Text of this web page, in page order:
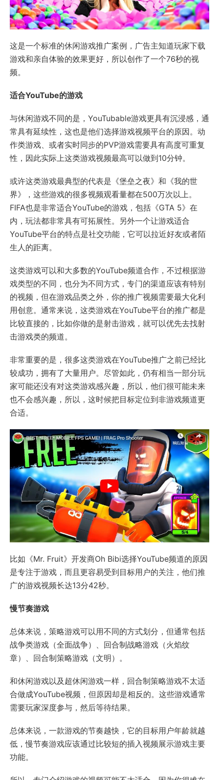
这是一个标准的休闲游戏推广案例，广告主知道玩家下载
游戏和亲自体验的效果更好，所以创作了一个76秒的视
频。
适合YouTube的游戏
与休闲游戏不同的是，YouTubable游戏更具有沉浸感，通
常具有延续性，这也是他们选择游戏视频平台的原因。动
作类游戏、或者实时同步的PVP游戏需要具有高度可重复
性，因此实际上这类游戏视频最高可以做到10分钟。
或许这类游戏最典型的代表是《堡垒之夜》和《我的世
界》，这些游戏的很多视频观看量都在500万次以上。
FIFA也是非常适合YouTube的游戏，包括《GTA 5》在
内，玩法都非常具有可拓展性。另外一个让游戏适合
YouTube平台的特点是社交功能，它可以拉近好友或者陌
生人的距离。
这类游戏可以和大多数的YouTube频道合作，不过根据游
戏类型的不同，也分为不同方式，专门的渠道应该有特别
的视频，但在游戏品类之外，你的推广视频需要最大化利
用创意。通常来说，这类游戏在YouTube平台的推广都是
比较直接的，比如你做的是射击游戏，就可以优先去找射
击游戏类的频道。
非常重要的是，很多这类游戏在YouTube推广之前已经比
较成功，拥有了大量用户。尽管如此，仍有相当一部分玩
家可能还没有对这类游戏感兴趣，所以，他们很可能未来
也不会感兴趣，所以，这时候把目标定位到非游戏频道更
合适。
比如《Mr. Fruit》开发商Oh Bibi选择YouTube频道的原因
是专注于游戏，而且更容易受到目标用户的关注，他们推
广的游戏视频长达13分42秒。
慢节奏游戏
总体来说，策略游戏可以用不同的方式划分，但通常包括
战争类游戏（全面战争）、回合制战略游戏（火焰纹
章）、回合制策略游戏（文明）。
和休闲游戏以及超休闲游戏一样，回合制策略游戏不太适
合做成YouTube视频，但原因却是相反的。这些游戏通常
需要玩家深度参与，然后等待结果。
总体来说，一款游戏的节奏越快，它的目标用户年龄就越
低，慢节奏游戏应该通过比较短的插入视频展示游戏主要
功能。